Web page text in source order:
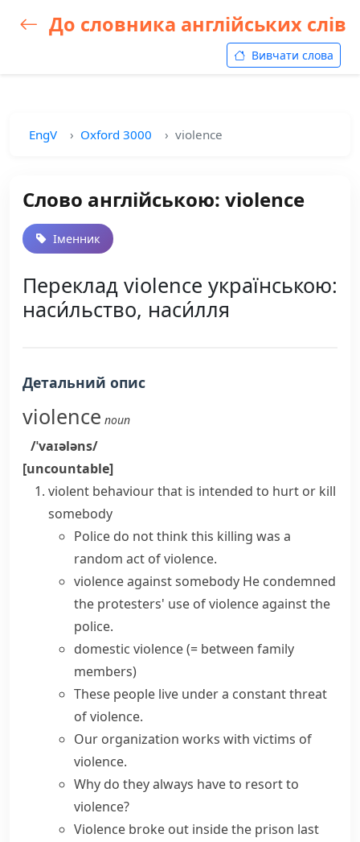
До словника англійських слів
Вивчати слова
EngV Oxford 3000 violence
Слово англійською: violence
Іменник
Переклад violence українською:
наси́льство, наси́лля
Детальний опис
violence noun
/ˈvaɪələns/
[uncountable]
violent behaviour that is intended to hurt or kill
somebody
Police do not think this killing was a
random act of violence.
violence against somebody He condemned
the protesters' use of violenceagainst the
police.
domestic violence(= between family
members)
These people live under a constantthreat
of violence.
Our organization works with victims of
violence.
Why do they always have to resort to
violence?
Violence broke out inside the prison last